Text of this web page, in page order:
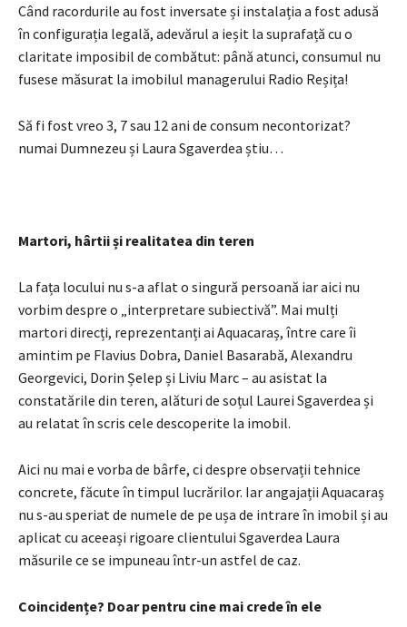
Când racordurile au fost inversate și instalația a fost adusă
în configurația legală, adevărul a ieșit la suprafață cu o
claritate imposibil de combătut: până atunci, consumul nu
fusese măsurat la imobilul managerului Radio Reșița!
Să fi fost vreo 3, 7 sau 12 ani de consum necontorizat?
numai Dumnezeu și Laura Sgaverdea știu…
Martori, hârtii și realitatea din teren
La fața locului nu s-a aflat o singură persoană iar aici nu
vorbim despre o „interpretare subiectivă”. Mai mulți
martori direcți, reprezentanți ai Aquacaraș, între care îi
amintim pe Flavius Dobra, Daniel Basarabă, Alexandru
Georgevici, Dorin Șelep și Liviu Marc – au asistat la
constatările din teren, alături de soțul Laurei Sgaverdea și
au relatat în scris cele descoperite la imobil.
Aici nu mai e vorba de bârfe, ci despre observații tehnice
concrete, făcute în timpul lucrărilor. Iar angajații Aquacaraș
nu s-au speriat de numele de pe ușa de intrare în imobil și au
aplicat cu aceeași rigoare clientului Sgaverdea Laura
măsurile ce se impuneau într-un astfel de caz.
Coincidențe? Doar pentru cine mai crede în ele